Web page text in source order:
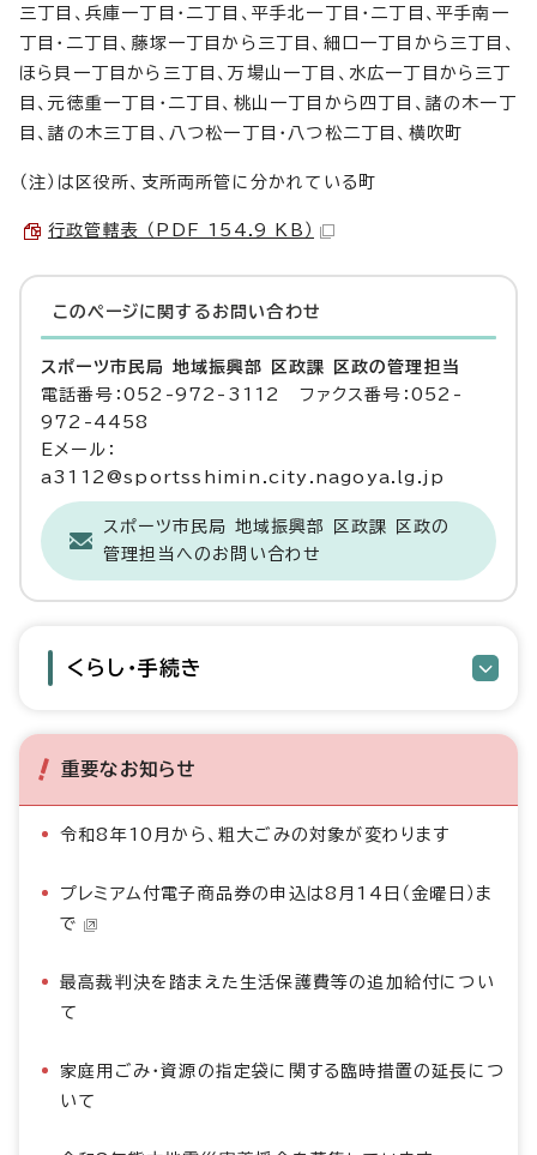
三丁目、兵庫一丁目・二丁目、平手北一丁目・二丁目、平手南一
丁目・二丁目、藤塚一丁目から三丁目、細口一丁目から三丁目、
ほら貝一丁目から三丁目、万場山一丁目、水広一丁目から三丁
目、元徳重一丁目・二丁目、桃山一丁目から四丁目、諸の木一丁
目、諸の木三丁目、八つ松一丁目・八つ松二丁目、横吹町
（注）は区役所、支所両所管に分かれている町
行政管轄表 （PDF 154.9 KB）
このページに関する お問い合わせ
スポーツ市民局 地域振興部 区政課 区政の管理担当
電話番号：052-972-3112 ファクス番号：052-
972-4458
Eメール：
a3112@sportsshimin.city.nagoya.lg.jp
スポーツ市民局 地域振興部 区政課 区政の
管理担当へのお問い合わせ
くらし・手続き
重要なお知らせ
令和8年10月から、粗大ごみの対象が変わります
プレミアム付電子商品券の申込は8月14日（金曜日）ま
で
最高裁判決を踏まえた生活保護費等の追加給付につい
て
家庭用ごみ・資源の指定袋に関する臨時措置の延長につ
いて